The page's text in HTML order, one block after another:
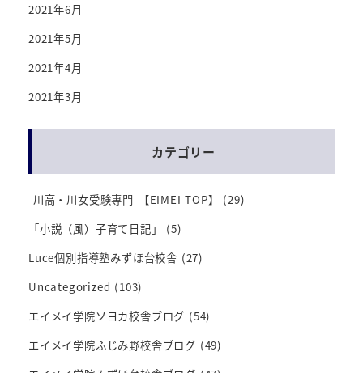
2021年6月
2021年5月
2021年4月
2021年3月
カテゴリー
-川高・川女受験専門-【EIMEI-TOP】
(29)
「小説（風）子育て日記」
(5)
Luce個別指導塾みずほ台校舎 (27)
Uncategorized (103)
エイメイ学院ソヨカ校舎ブログ (54)
エイメイ学院ふじみ野校舎ブログ (49)